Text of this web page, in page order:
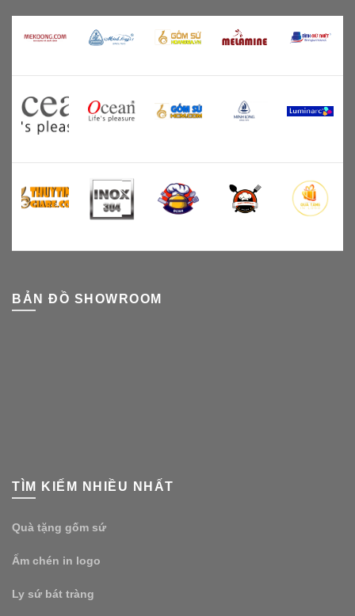
BẢN ĐỒ SHOWROOM
TÌM KIẾM NHIỀU NHẤT
Quà tặng gốm sứ
Ấm chén in logo
Ly sứ bát tràng